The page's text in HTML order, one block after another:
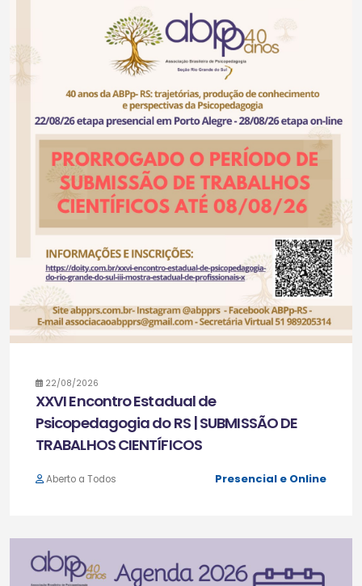
22/08/2026
XXVI Encontro Estadual de
Psicopedagogia do RS | SUBMISSÃO DE
TRABALHOS CIENTÍFICOS
Presencial e Online
Aberto a Todos